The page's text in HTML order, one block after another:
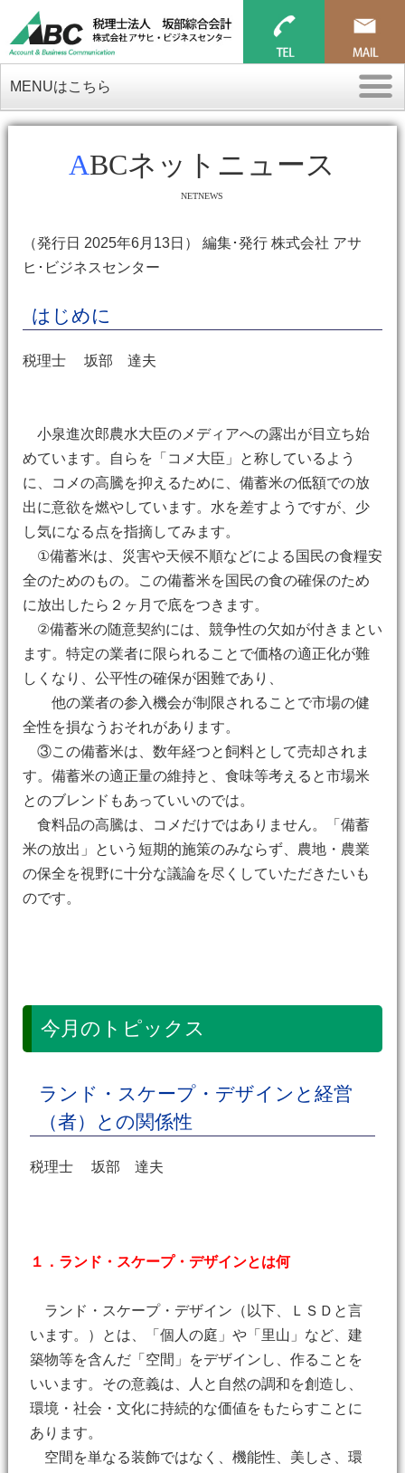
MENUはこちら
ABCネットニュース
NETNEWS
（発行日 2025年6月13日） 編集･発行 株式会社 アサ
ヒ･ビジネスセンター
はじめに
税理士 坂部 達夫
小泉進次郎農水大臣のメディアへの露出が目立ち始
めています。自らを「コメ大臣」と称しているよう
に、コメの高騰を抑えるために、備蓄米の低額での放
出に意欲を燃やしています。水を差すようですが、少
し気になる点を指摘してみます。
①備蓄米は、災害や天候不順などによる国民の食糧安
全のためのもの。この備蓄米を国民の食の確保のため
に放出したら２ヶ月で底をつきます。
②備蓄米の随意契約には、競争性の欠如が付きまとい
ます。特定の業者に限られることで価格の適正化が難
しくなり、公平性の確保が困難であり、
他の業者の参入機会が制限されることで市場の健
全性を損なうおそれがあります。
③この備蓄米は、数年経つと飼料として売却されま
す。備蓄米の適正量の維持と、食味等考えると市場米
とのブレンドもあっていいのでは。
食料品の高騰は、コメだけではありません。「備蓄
米の放出」という短期的施策のみならず、農地・農業
の保全を視野に十分な議論を尽くしていただきたいも
のです。
今月のトピックス
ランド・スケープ・デザインと経営
（者）との関係性
税理士 坂部 達夫
１．ランド・スケープ・デザインとは何
ランド・スケープ・デザイン（以下、ＬＳＤと言
います。）とは、「個人の庭」や「里山」など、建
築物等を含んだ「空間」をデザインし、作ることを
いいます。その意義は、人と自然の調和を創造し、
環境・社会・文化に持続的な価値をもたらすことに
あります。
空間を単なる装飾ではなく、機能性、美しさ、環